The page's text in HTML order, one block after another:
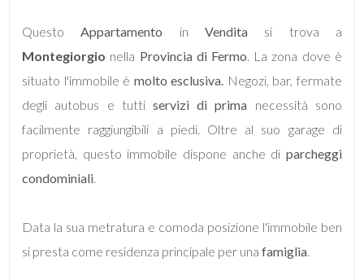
QuestoAppartamento in Vendita si trova a
Montegiorgio nella Provincia di Fermo. La zona dove è
situato l'immobile è molto esclusiva. Negozi, bar, fermate
degli autobus e tuttiservizi di prima necessità sono
facilmente raggiungibili a piedi. Oltre al suo garage di
proprietà, questo immobile dispone anche di parcheggi
condominiali.
Data la sua metratura e comoda posizione l'immobile ben
si presta come residenza principale per unafamiglia.
5+
Bagni
minimi
Qualsiasi
1